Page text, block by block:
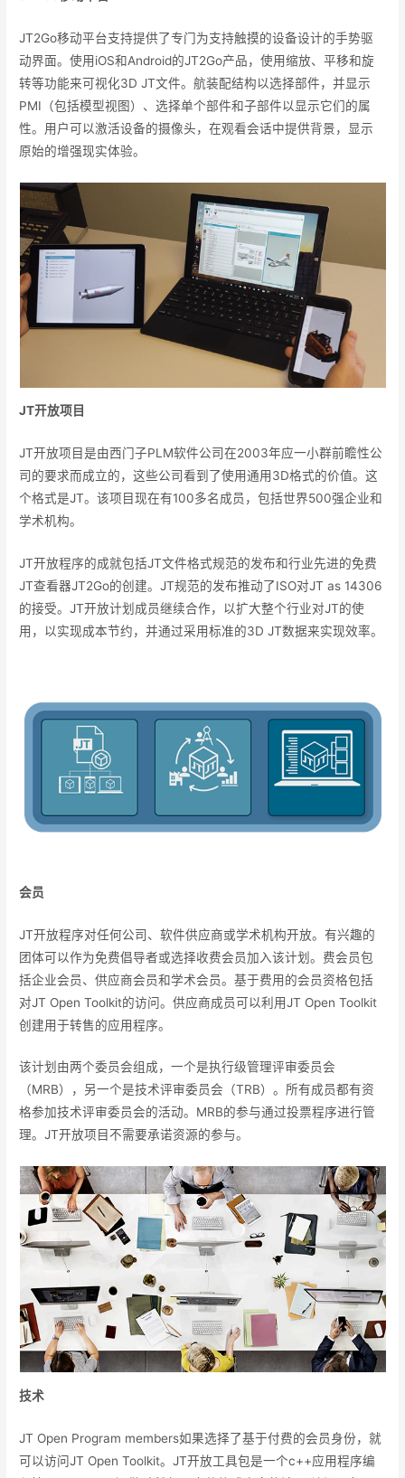
JT2Go移动平台支持提供了专门为支持触摸的设备设计的手势驱
动界面。使用iOS和Android的JT2Go产品，使用缩放、平移和旋
转等功能来可视化3D JT文件。航装配结构以选择部件，并显示
PMI（包括模型视图）、选择单个部件和子部件以显示它们的属
性。用户可以激活设备的摄像头，在观看会话中提供背景，显示
原始的增强现实体验。
JT开放项目
JT开放项目是由西门子PLM软件公司在2003年应一小群前瞻性公
司的要求而成立的，这些公司看到了使用通用3D格式的价值。这
个格式是JT。该项目现在有100多名成员，包括世界500强企业和
学术机构。
JT开放程序的成就包括JT文件格式规范的发布和行业先进的免费
JT查看器JT2Go的创建。JT规范的发布推动了ISO对JT as 14306
的接受。JT开放计划成员继续合作，以扩大整个行业对JT的使
用，以实现成本节约，并通过采用标准的3D JT数据来实现效率。
会员
JT开放程序对任何公司、软件供应商或学术机构开放。有兴趣的
团体可以作为免费倡导者或选择收费会员加入该计划。费会员包
括企业会员、供应商会员和学术会员。基于费用的会员资格包括
对JT Open Toolkit的访问。供应商成员可以利用JT Open Toolkit
创建用于转售的应用程序。
该计划由两个委员会组成，一个是执行级管理评审委员会
（MRB），另一个是技术评审委员会（TRB）。所有成员都有资
格参加技术评审委员会的活动。MRB的参与通过投票程序进行管
理。JT开放项目不需要承诺资源的参与。
技术
JT Open Program members如果选择了基于付费的会员身份，就
可以访问JT Open Toolkit。JT开放工具包是一个c++应用程序编